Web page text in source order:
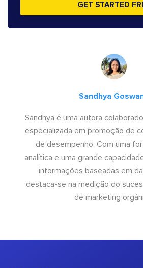
GET STARTED
Sandhya
Sandhya é uma autora
especializada em promoção de
de desempenho. Com uma
analítica e uma grande
informações baseadas em
destaca-se na medição do
de marketing